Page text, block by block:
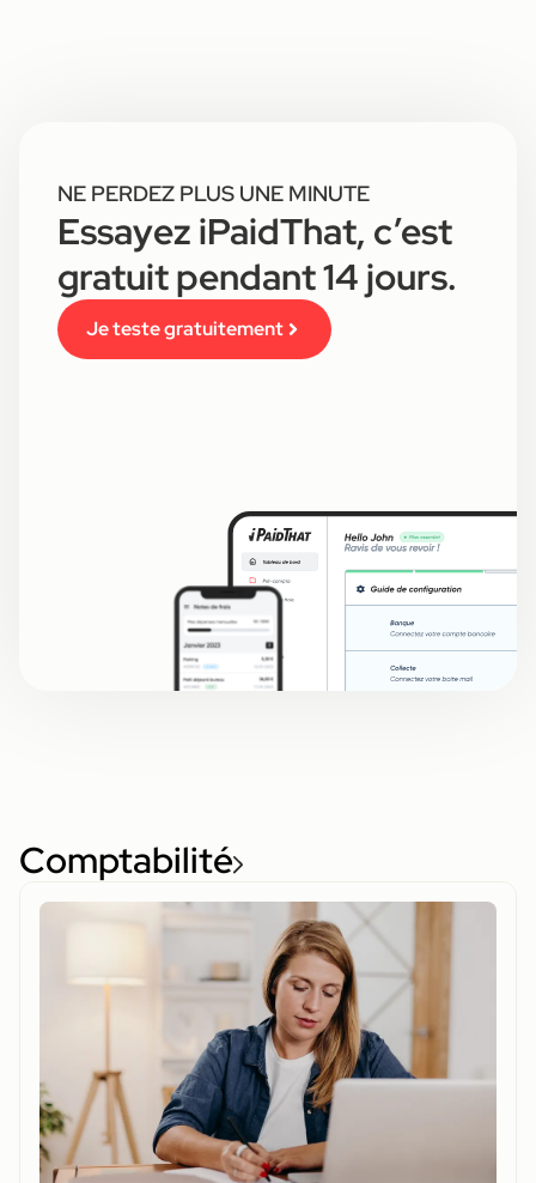
NE PERDEZ PLUS UNE MINUTE
Essayez iPaidThat, c’est
gratuit pendant 14 jours.
Je teste gratuitement
Comptabilité